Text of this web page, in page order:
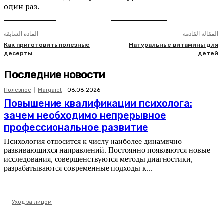
один раз.
المادة السابقة
Как приготовить полезные
десерты
المقالة القادمة
Натуральные витамины для
детей
Последние новости
Полезное Margaret - 06.08.2026
Повышение квалификации психолога:
зачем необходимо непрерывное
профессиональное развитие
Психология относится к числу наиболее динамично
развивающихся направлений. Постоянно появляются новые
исследования, совершенствуются методы диагностики,
разрабатываются современные подходы к...
Уход за лицом